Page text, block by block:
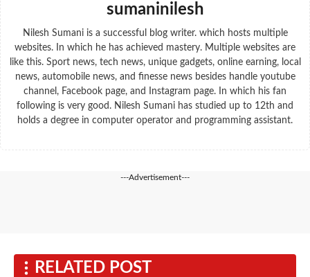
sumaninilesh
Nilesh Sumani is a successful blog writer. which hosts multiple
websites. In which he has achieved mastery. Multiple websites are
like this. Sport news, tech news, unique gadgets, online earning, local
news, automobile news, and finesse news besides handle youtube
channel, Facebook page, and Instagram page. In which his fan
following is very good. Nilesh Sumani has studied up to 12th and
holds a degree in computer operator and programming assistant.
---Advertisement---
RELATED POST